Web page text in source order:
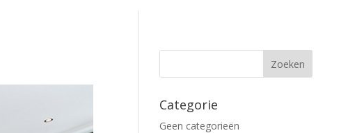
Categorie
Geen categorieën